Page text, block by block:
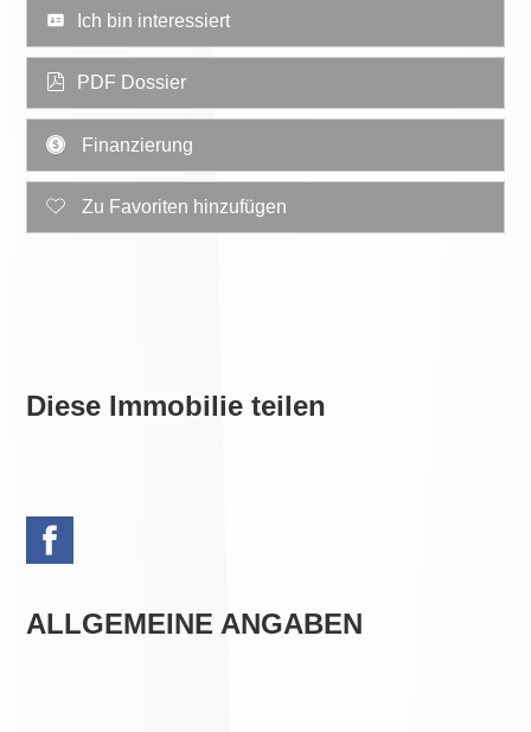
Ich bin interessiert
PDF Dossier
Finanzierung
Zu Favoriten hinzufügen
Diese Immobilie teilen
ALLGEMEINE ANGABEN